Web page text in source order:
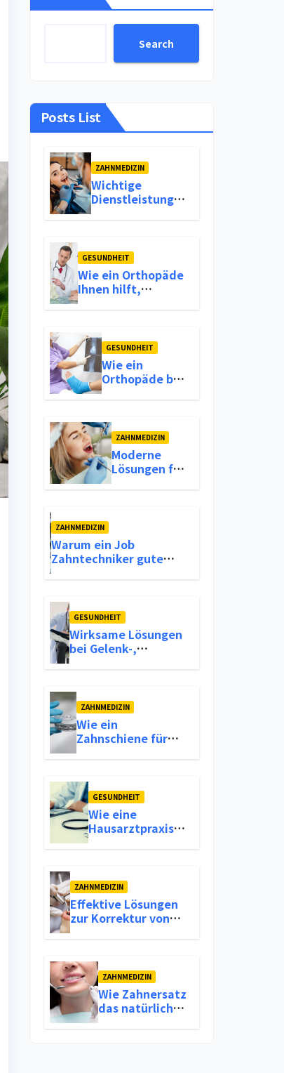
Search
Posts List
ZAHNMEDIZIN
Wichtige
Dienstleistungen
GESUNDHEIT
Wie ein Orthopäde
Ihnen hilft,
lindernGESUNDHEIT
Wie ein
Orthopäde bei
Lösungen
bietet
ZAHNMEDIZIN
Moderne
Lösungen für
optimale
ZAHNMEDIZIN
Warum ein Job
Zahntechniker gute
Berufsleben bietet
GESUNDHEIT
Wirksame Lösungen
bei Gelenk-,
ZAHNMEDIZIN
Wie ein
Zahnschiene für
Lächeln
wiederherzustellen
GESUNDHEIT
Wie eine
Hausarztpraxis
Problemen sein
kann
ZAHNMEDIZIN
Effektive Lösungen
zur Korrektur von
ZAHNMEDIZIN
Wie Zahnersatz
das natürliche